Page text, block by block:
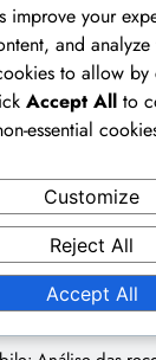
Comparação
passados,
Comparação de
Comparação
Ofertas atuais
Mitos sobre
improve your
and
to allow by
Accept All to
essential
Customize
Reject All
Accept All